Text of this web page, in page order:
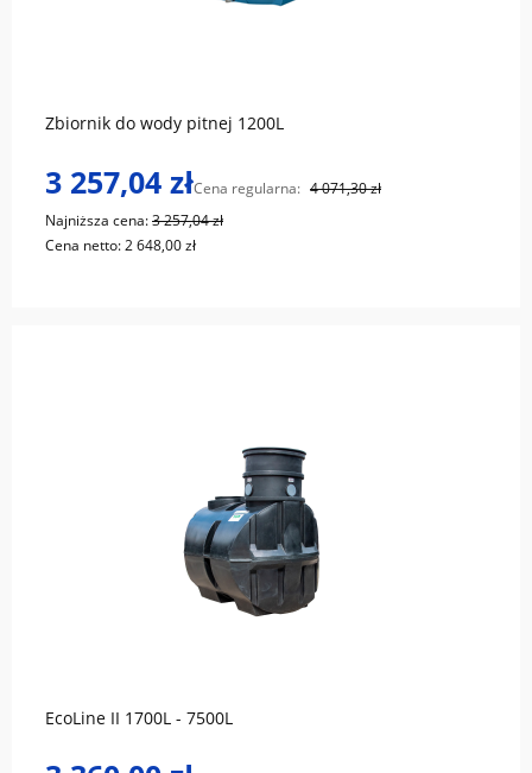
Zbiornik do wody pitnej 1200L
3 257,04 złCena regularna: 4 071,30 zł
Najniższa cena:3 257,04 zł
Cena netto:2 648,00 zł
EcoLine II 1700L - 7500L